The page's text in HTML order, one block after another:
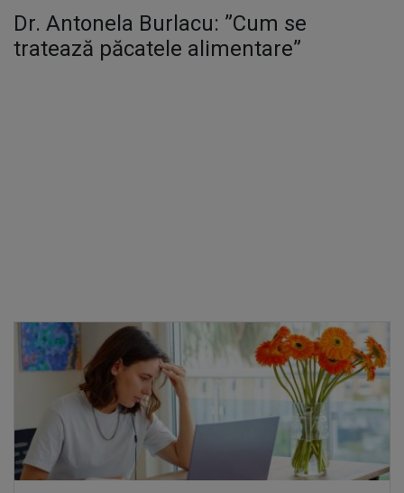
Dr. Antonela Burlacu: ”Cum se
tratează păcatele alimentare”